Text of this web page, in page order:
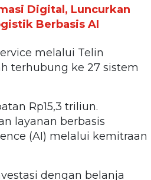
Digital, Luncurkan
Berbasis AI
melalui Telin
terhubung ke 27 sistem
Rp15,3 triliun.
layanan berbasis
(AI) melalui kemitraan
dengan belanja